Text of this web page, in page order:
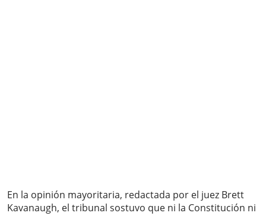
En la opinión mayoritaria, redactada por el juez Brett
Kavanaugh, el tribunal sostuvo que ni la Constitución ni